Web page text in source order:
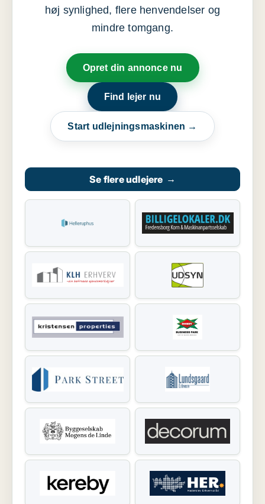
høj synlighed, flere henvendelser og
mindre tomgang.
Opret din annonce nu
Find lejer nu
Start udlejningsmaskinen →
Se flere udlejere →